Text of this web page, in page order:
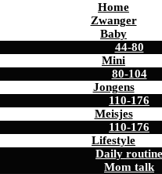
Home
Zwanger
Baby
44-80
Mini
80-104
Jongens
110-176
Meisjes
110-176
Lifestyle
Daily routine
Mom talk